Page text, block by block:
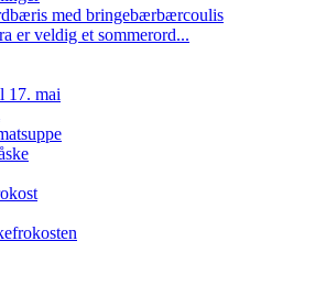
med bringebærbærcoulis
er veldig et sommerord...
17. mai